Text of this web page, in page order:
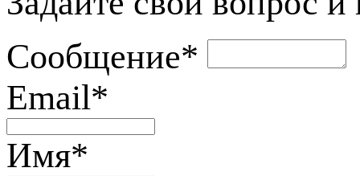
Сообщение*
Email*
Имя*